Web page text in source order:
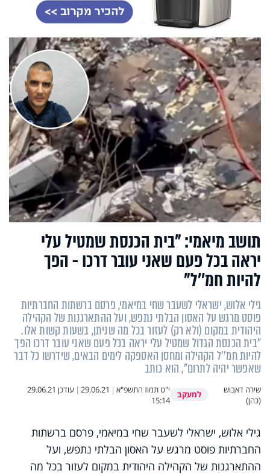
תושב מיאמי: "בית הכנסת שמטיל עלי
יראה בכל פעם שאני עובר דרכו - הפך
להיות חמ’’ל"
גילי אלוש, ישראלי לשעבר שחי במיאמי, פרסם ברשתות החברתיות
פוסט מרגש על האסון הבלתי נתפש, ועל ההתארגנות של הקהילה
היהודית במקום (ולא רק) לעזור בכל מה שניתן, בשעות קשות אלו.
"בית הכנסת הגדול שמטיל עלי יראה בכל פעם שאני עובר דרכו הפך
להיות חמ''ל הקהילה ומחסן האספקה לימים הבאים, שידרשו כל דבר
שאפשר יהיה לתרום", הוא כותב
שירה דאבוש
(כהן)
למעקב י"ט תמוז התשפ"א |
29.06.21
| עודכן 29.06.21
15:14
גילי אלוש, ישראלי לשעבר שחי במיאמי, פרסם ברשתות
החברתיות פוסט מרגש על האסון הבלתי נתפש, ועל
ההתארגנות של הקהילה היהודית במקום לעזור בכל מה